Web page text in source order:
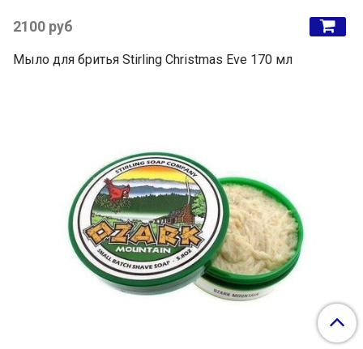
2100 руб
Мыло для бритья Stirling Christmas Eve 170 мл